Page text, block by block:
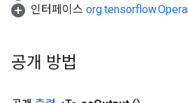
인터페이스
공개 방법